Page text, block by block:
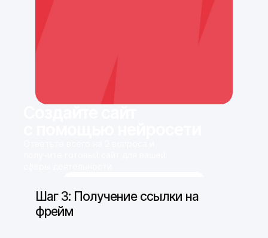
Шаг 3: Получение ссылки на
фрейм